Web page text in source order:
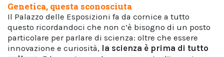
Genetica, questa sconosciuta
Il Palazzo delle Esposizioni fa da cornice a tutto
questo ricordandoci che non c’è bisogno di un posto
particolare per parlare di scienza: oltre che essere
innovazione e curiosità,
la scienza è prima di tutto